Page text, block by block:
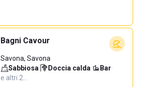
Bagni Cavour
Savona, Savona
Sabbiosa· Doccia calda· Bar·
e altri 2…